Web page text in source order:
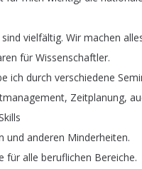
sind vielfältig. Wir machen
für Wissenschaftler.
ich durch verschiedene
, Zeitplanung,
und anderen Minderheiten.
für alle beruflichen Bereiche.